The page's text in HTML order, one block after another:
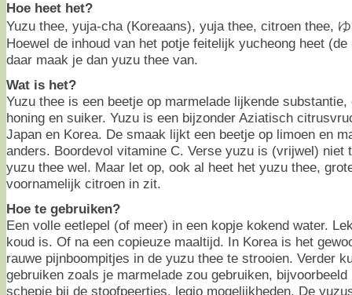
Hoe heet het?
Yuzu thee, yuja-cha (Koreaans), yuja thee, citroen thee,
Hoewel de inhoud van het potje feitelijk yucheong heet
daar maak je dan yuzu thee van.
Wat is het?
Yuzu thee is een beetje op marmelade lijkende
honing en suiker. Yuzu is een bijzonder Aziatisch
Japan en Korea. De smaak lijkt een beetje op limoen en
anders. Boordevol vitamine C. Verse yuzu is (vrijwel) niet
yuzu thee wel. Maar let op, ook al heet het yuzu thee,
voornamelijk citroen in zit.
Hoe te gebruiken?
Een volle eetlepel (of meer) in een kopje kokend water.
koud is. Of na een copieuze maaltijd. In Korea is het
rauwe pijnboompitjes in de yuzu thee te strooien. Verder
gebruiken zoals je marmelade zou gebruiken,
schepje bij de stoofpeertjes, legio mogelijkheden. De